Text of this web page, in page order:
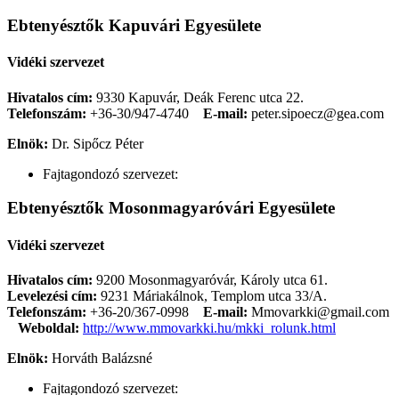
Ebtenyésztők Kapuvári Egyesülete
Vidéki szervezet
Hivatalos cím: 9330 Kapuvár, Deák Ferenc utca 22.
Telefonszám: +36-30/947-4740 E-mail: peter.sipoecz@gea.com
Elnök: Dr. Sipőcz Péter
Fajtagondozó szervezet:
Ebtenyésztők Mosonmagyaróvári Egyesülete
Vidéki szervezet
Hivatalos cím: 9200 Mosonmagyaróvár, Károly utca 61.
Levelezési cím: 9231 Máriakálnok, Templom utca 33/A.
Telefonszám: +36-20/367-0998 E-mail: Mmovarkki@gmail.com
Weboldal: http://www.mmovarkki.hu/mkki_rolunk.html
Elnök: Horváth Balázsné
Fajtagondozó szervezet: